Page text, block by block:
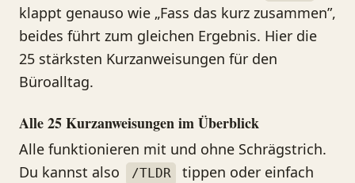
klappt genauso wie „Fass das kurz zusammen”,
beides führt zum gleichen Ergebnis. Hier die
25 stärksten Kurzanweisungen für den
Büroalltag.
Alle 25 Kurzanweisungen im Überblick
Alle funktionieren mit und ohne Schrägstrich.
Du kannst also
/TLDR
tippen oder einfach